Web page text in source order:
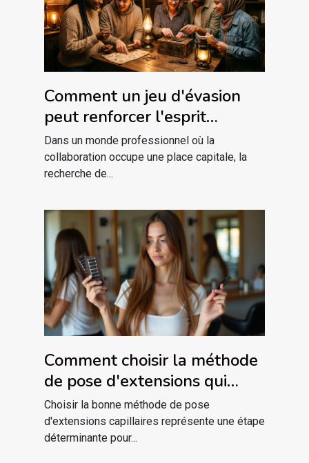
Comment un jeu d'évasion
peut renforcer l'esprit
d'équipe ?
Dans un monde professionnel où la
collaboration occupe une place capitale, la
recherche de...
Comment choisir la méthode
de pose d'extensions qui
vous convient ?
Choisir la bonne méthode de pose
d'extensions capillaires représente une étape
déterminante pour...